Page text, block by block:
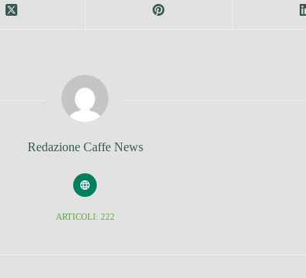
Redazione Caffe News
ARTICOLI: 222